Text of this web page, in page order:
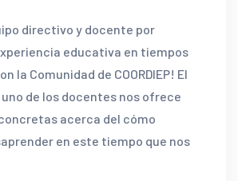
directivo y docente por
educativa en tiempos
la Comunidad de COORDIEP! El
de los docentes nos ofrece
acerca del cómo
en este tiempo que nos